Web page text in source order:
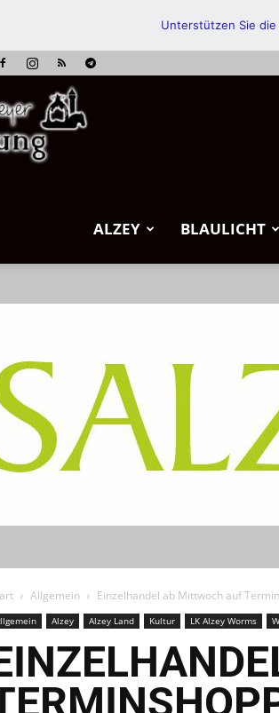
ALZEY BLAULICHT
Allgemein Einzelhandel ab Mittwoch auf
Alzey Alzey Land Kultur LK Alzey Worms
Unterstützen Sie